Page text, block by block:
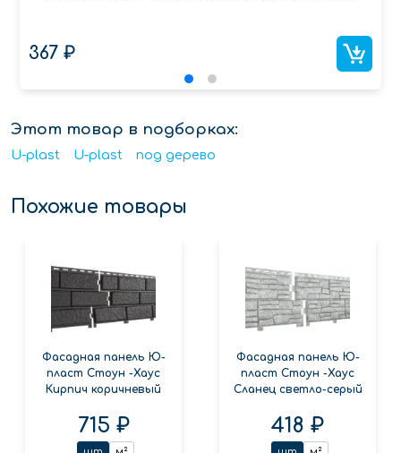
367 ₽
Этот товар в подборках:
U-plast U-plast под дерево
Похожие товары
Фасадная панель Ю-
пласт Стоун -Хаус
Кирпич коричневый
715 ₽
Фасадная панель Ю-
пласт Стоун -Хаус
Сланец светло-серый
418 ₽